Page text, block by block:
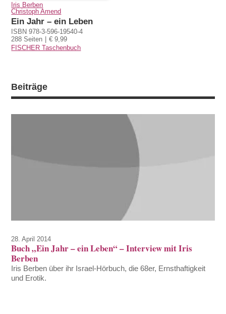
Iris Berben
Christoph Amend
Ein Jahr – ein Leben
ISBN 978-3-596-19540-4
288 Seiten
€ 9,99
FISCHER Taschenbuch
Beiträge
28. April 2014
Buch „Ein Jahr – ein Leben“ – Interview mit Iris
Berben
Iris Berben über ihr Israel-Hörbuch, die 68er, Ernsthaftigkeit
und Erotik.